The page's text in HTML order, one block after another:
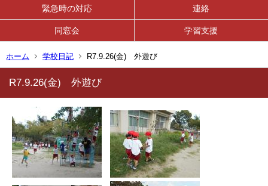
緊急時の対応 連絡
同窓会 学習支援
ホーム 学校日記 R7.9.26(金) 外遊び
R7.9.26(金) 外遊び